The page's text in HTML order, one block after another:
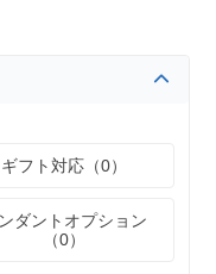
ギフト対応（0）
ダントオプション
（0）